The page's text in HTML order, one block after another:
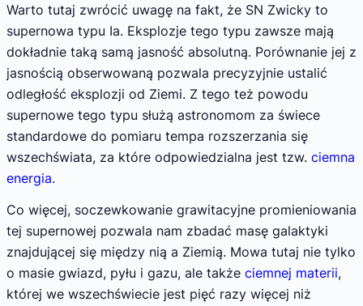
Warto tutaj zwrócić uwagę na fakt, że SN Zwicky to
supernowa typu Ia. Eksplozje tego typu zawsze mają
dokładnie taką samą jasność absolutną. Porównanie jej z
jasnością obserwowaną pozwala precyzyjnie ustalić
odległość eksplozji od Ziemi. Z tego też powodu
supernowe tego typu służą astronomom za świece
standardowe do pomiaru tempa rozszerzania się
wszechświata, za które odpowiedzialna jest tzw. ciemna
energia.
Co więcej, soczewkowanie grawitacyjne promieniowania
tej supernowej pozwala nam zbadać masę galaktyki
znajdującej się między nią a Ziemią. Mowa tutaj nie tylko
o masie gwiazd, pyłu i gazu, ale także ciemnej materii,
której we wszechświecie jest pięć razy więcej niż